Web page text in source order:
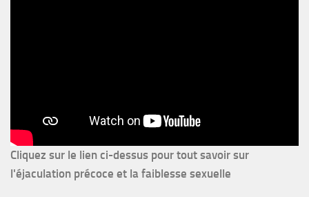
Cliquez sur le lien ci-dessus pour tout savoir sur
l'éjaculation précoce et la faiblesse sexuelle